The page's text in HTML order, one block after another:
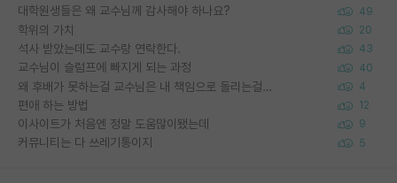
대학원생들은 왜 교수님께 감사해야 하나요? 49
학위의 가치 20
석사 받았는데도 교수랑 연락한다. 43
교수님이 슬럼프에 빠지게 되는 과정 40
왜 후배가 못하는걸 교수님은 내 책임으로 돌리는걸까요? 4
편애 하는 방법 12
이사이트가 처음엔 정말 도움많이됐는데 9
커뮤니티는 다 쓰레기통이지 5